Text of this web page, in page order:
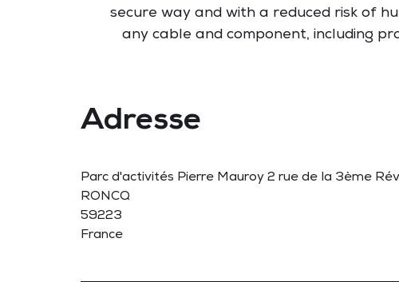
secure way and with a reduced risk of
any cable and component, including
Adresse
Parc d'activités Pierre Mauroy 2 rue de la 3ème
RONCQ
59223
France